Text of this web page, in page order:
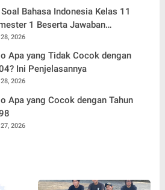
Bahasa Indonesia Kelas 11
1 Beserta Jawaban
2026
Apa yang Tidak Cocok dengan
Ini Penjelasannya
2026
Apa yang Cocok dengan Tahun
2026